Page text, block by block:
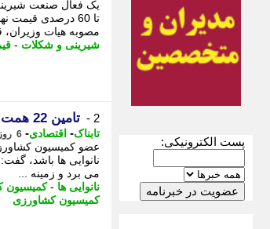
پست الکترونیکی:
تا 60 درصدی
مصوبه هیات وزیران،
شیرینی و شکلات -
2 - تامین 22 همت برای پرداخت مطالبات گندمکاران
تابناک- اقتصادی- 6 روز پیش - شنبه 10 مرداد 1405، 13:25
عضو کمیسیون
نانوایی ها باشد،
می برد و زمینه ...
نانوایی ها -
کمیسیون کشاورزی